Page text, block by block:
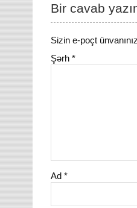
Bir cavab
Sizin e-poçt
Şərh*
Ad*